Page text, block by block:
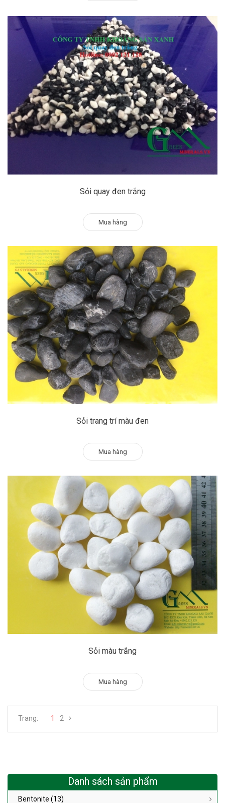
Sỏi quay đen trắng
Mua hàng
Sỏi trang trí màu đen
Mua hàng
Sỏi màu trắng
Mua hàng
Trang: 1 2
Danh sách sản phẩm
Bentonite (13)